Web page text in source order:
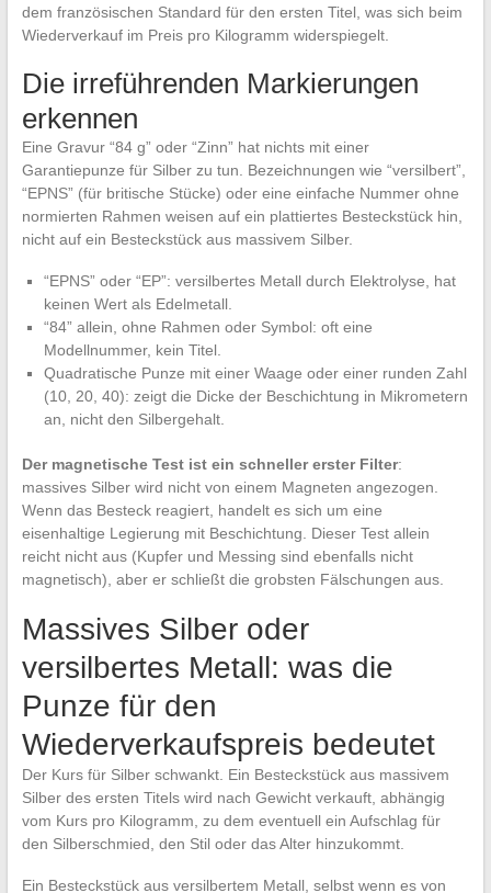
dem französischen Standard für den ersten Titel, was sich beim
Wiederverkauf im Preis pro Kilogramm widerspiegelt.
Die irreführenden Markierungen
erkennen
Eine Gravur “84 g” oder “Zinn” hat nichts mit einer
Garantiepunze für Silber zu tun. Bezeichnungen wie “versilbert”,
“EPNS” (für britische Stücke) oder eine einfache Nummer ohne
normierten Rahmen weisen auf ein plattiertes Besteckstück hin,
nicht auf ein Besteckstück aus massivem Silber.
“EPNS” oder “EP”: versilbertes Metall durch Elektrolyse, hat
keinen Wert als Edelmetall.
“84” allein, ohne Rahmen oder Symbol: oft eine
Modellnummer, kein Titel.
Quadratische Punze mit einer Waage oder einer runden Zahl
(10, 20, 40): zeigt die Dicke der Beschichtung in Mikrometern
an, nicht den Silbergehalt.
Der magnetische Test ist ein schneller erster Filter:
massives Silber wird nicht von einem Magneten angezogen.
Wenn das Besteck reagiert, handelt es sich um eine
eisenhaltige Legierung mit Beschichtung. Dieser Test allein
reicht nicht aus (Kupfer und Messing sind ebenfalls nicht
magnetisch), aber er schließt die grobsten Fälschungen aus.
Massives Silber oder
versilbertes Metall: was die
Punze für den
Wiederverkaufspreis bedeutet
Der Kurs für Silber schwankt. Ein Besteckstück aus massivem
Silber des ersten Titels wird nach Gewicht verkauft, abhängig
vom Kurs pro Kilogramm, zu dem eventuell ein Aufschlag für
den Silberschmied, den Stil oder das Alter hinzukommt.
Ein Besteckstück aus versilbertem Metall, selbst wenn es von